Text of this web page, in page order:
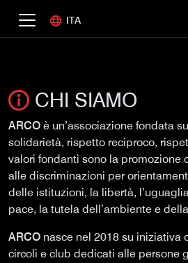
ITA
CHI SIAMO
ARCO è un’associazione fondata
solidarietà, rispetto reciproco,
valori fondanti sono la promozione
alle discriminazioni per
delle istituzioni, la libertà,
pace, la tutela dell’ambiente e
ARCO nasce nel 2018 su iniziativa
circoli e club dedicati alle persone